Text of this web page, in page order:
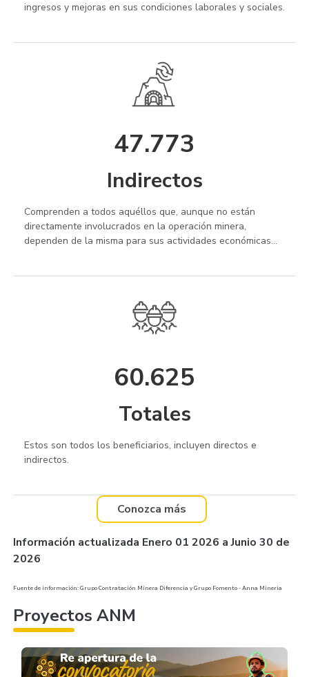
ingresos y mejoras en sus condiciones laborales y sociales.
47.773
Indirectos
Comprenden a todos aquéllos que, aunque no están
directamente involucrados en la operación minera,
dependen de la misma para sus actividades económicas...
60.625
Totales
Estos son todos los beneficiarios, incluyen directos e
indirectos.
Conozca más
Información actualizada Enero 01 2026 a Junio 30 de
2026
Fuente de información: Grupo Contratación Minera Diferencia y Grupo Fomento - Anna Mineria
Proyectos ANM